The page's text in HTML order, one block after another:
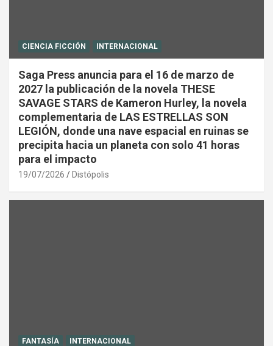
CIENCIA FICCIÓN INTERNACIONAL
Saga Press anuncia para el 16 de marzo de
2027 la publicación de la novela THESE
SAVAGE STARS de Kameron Hurley, la novela
complementaria de LAS ESTRELLAS SON
LEGIÓN, donde una nave espacial en ruinas se
precipita hacia un planeta con solo 41 horas
para el impacto
19/07/2026 Distópolis
FANTASÍA INTERNACIONAL